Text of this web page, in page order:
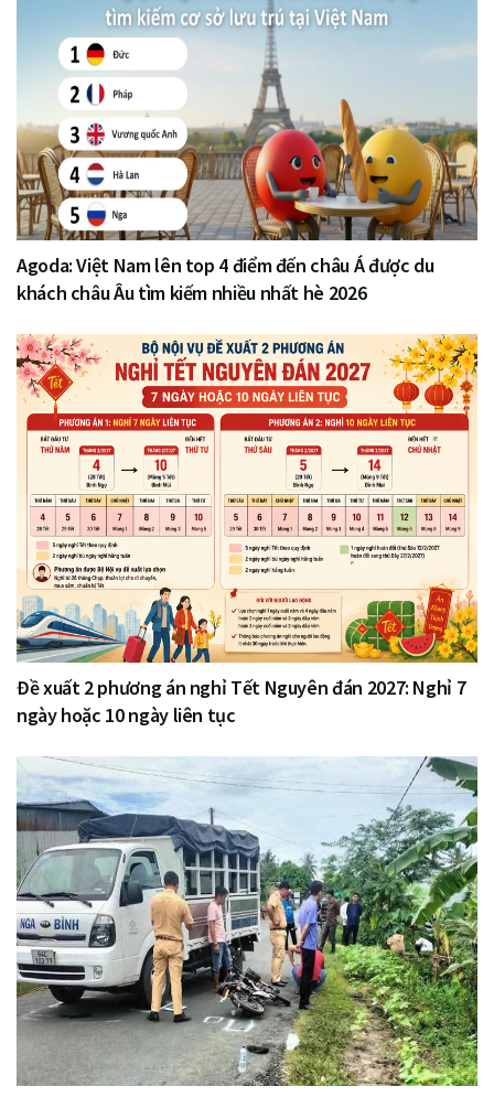
Agoda: Việt Nam lên top 4 điểm đến châu Á được du
khách châu Âu tìm kiếm nhiều nhất hè 2026
Đề xuất 2 phương án nghỉ Tết Nguyên đán 2027: Nghỉ 7
ngày hoặc 10 ngày liên tục